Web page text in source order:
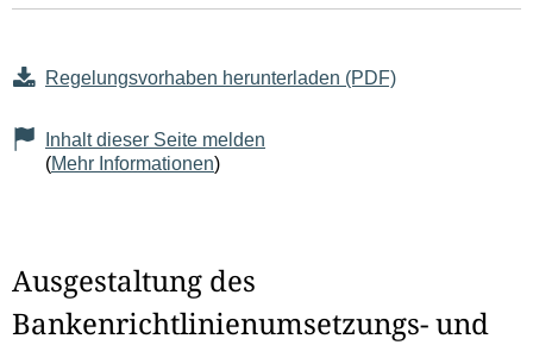
Regelungsvorhaben herunterladen (PDF)
Inhalt dieser Seite melden
(Mehr Informationen)
Ausgestaltung des
Bankenrichtlinienumsetzungs- und